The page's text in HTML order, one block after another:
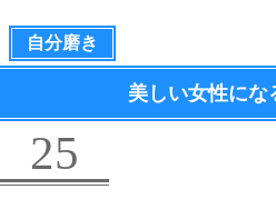
自分磨き
美しい女性にな
25